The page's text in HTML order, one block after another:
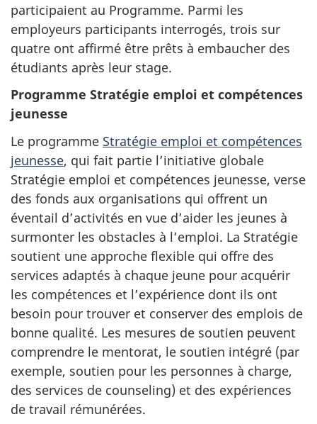
participaient au Programme. Parmi les
employeurs participants interrogés, trois sur
quatre ont affirmé être prêts à embaucher des
étudiants après leur stage.
Programme Stratégie emploi et compétences
jeunesse
Le programme Stratégie emploi et compétences
jeunesse, qui fait partie l’initiative globale
Stratégie emploi et compétences jeunesse, verse
des fonds aux organisations qui offrent un
éventail d’activités en vue d’aider les jeunes à
surmonter les obstacles à l’emploi. La Stratégie
soutient une approche flexible qui offre des
services adaptés à chaque jeune pour acquérir
les compétences et l’expérience dont ils ont
besoin pour trouver et conserver des emplois de
bonne qualité. Les mesures de soutien peuvent
comprendre le mentorat, le soutien intégré (par
exemple, soutien pour les personnes à charge,
des services de counseling) et des expériences
de travail rémunérées.